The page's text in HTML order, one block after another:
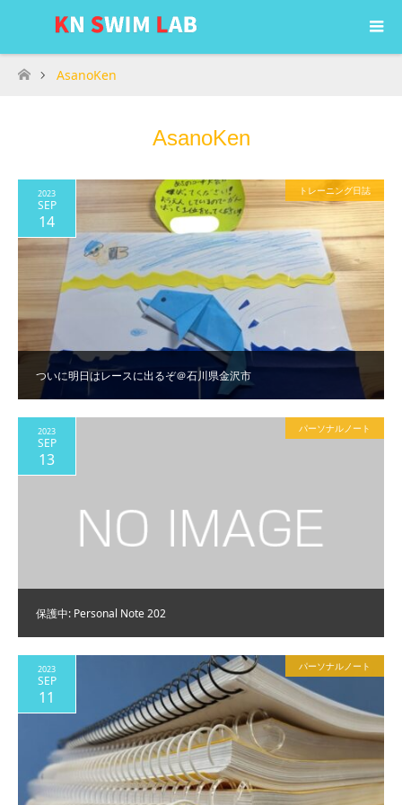
ホーム
AsanoKen
AsanoKen
ついに明日はレースに出るぞ＠石川県金沢市
2023
SEP
14
トレーニング日誌
保護中: Personal Note 202
2023
SEP
13
パーソナルノート
2023
SEP
11
パーソナルノート